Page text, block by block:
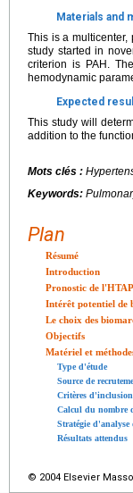
Materials and
This is a
study started in
criterion is PAH.
hemodynamic
Expected
This study will
addition to the
Mots clés :
Keywords:
Plan
Résumé
Introduction
Pronostic de l'HTAP
Intérêt potentiel de
Le choix des
Objectifs
Matériel et
Type d'étude
Source de
Critères
Calcul du nombre
Stratégie d'analyse
Résultats attendus
© 2004 Elsevier